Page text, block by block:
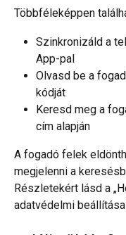
Többféleképpen
Szinkronizáld a
App-pal
Olvasd be a
kódját
Keresd meg a
cím alapján
A fogadó felek
megjelenni a
Részletekért lásd a
adatvédelmi